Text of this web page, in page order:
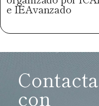
e IEAvanzado
Contacta
con